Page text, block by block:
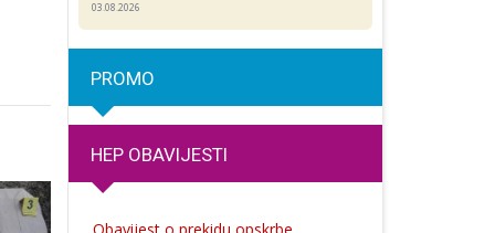
03.08.2026
PROMO
HEP OBAVIJESTI